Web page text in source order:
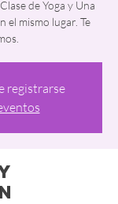
de Yoga y Una
el mismo lugar. Te
registrarse